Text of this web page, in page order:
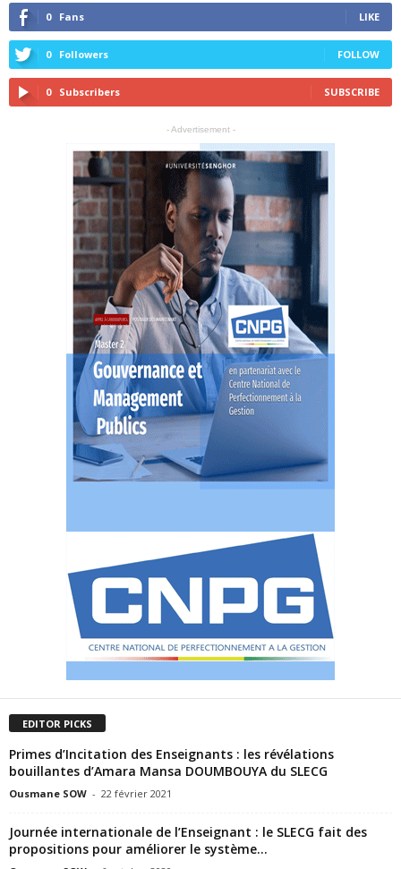
0 Fans LIKE
0 Followers FOLLOW
0 Subscribers SUBSCRIBE
- Advertisement -
EDITOR PICKS
Primes d’Incitation des Enseignants : les révélations
bouillantes d’Amara Mansa DOUMBOUYA du SLECG
Ousmane SOW - 22 février 2021
Journée internationale de l’Enseignant : le SLECG fait des
propositions pour améliorer le système...